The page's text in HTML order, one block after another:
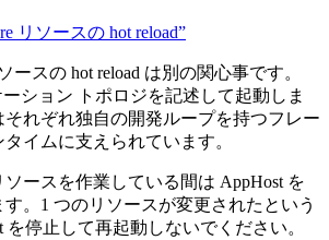
リソースの hot reload”
ースの hot reload は別の関心事です。
ション トポロジを記述して起動しま
れぞれ独自の開発ループを持つフレー
イムに支えられています。
ースを作業している間は AppHost を
。1 つのリソースが変更されたという
を停止して再起動しないでください。